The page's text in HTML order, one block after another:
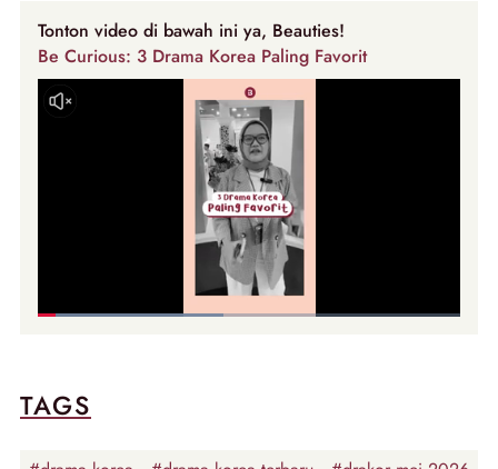
Tonton video di bawah ini ya, Beauties!
Be Curious: 3 Drama Korea Paling Favorit
TAGS